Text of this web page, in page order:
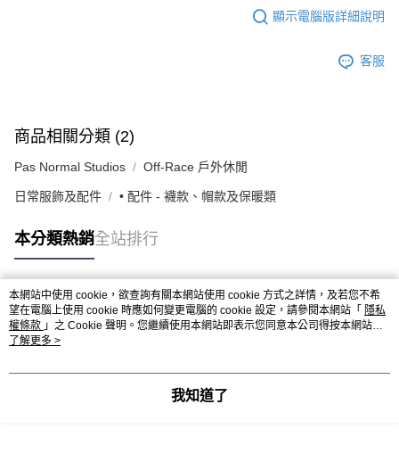
顯示電腦版詳細說明
客服
商品相關分類 (2)
Pas Normal Studios Off-Race 戶外休閒
日常服飾及配件 • 配件 - 襪款、帽款及保暖類
本分類熱銷全站排行
熱門標籤
本網站中使用 cookie，欲查詢有關本網站使用 cookie 方式之詳情，及若您不希
望在電腦上使用 cookie 時應如何變更電腦的 cookie 設定，請參閱本網站「 隱私
權條款 」之 Cookie 聲明。您繼續使用本網站即表示您同意本公司得按本網站使
用條款之 Cookie 聲明使用 cookie。
了解更多 >
我知道了